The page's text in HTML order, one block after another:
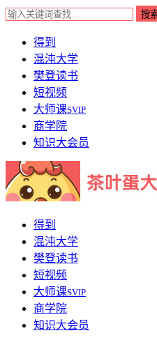
得到
混沌大学
樊登读书
短视频
大师课SVIP
商学院
知识大会员
得到
混沌大学
樊登读书
短视频
大师课SVIP
商学院
知识大会员